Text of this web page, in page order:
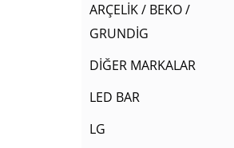
ARÇELİK / BEKO /
GRUNDİG
DİĞER MARKALAR
LED BAR
LG